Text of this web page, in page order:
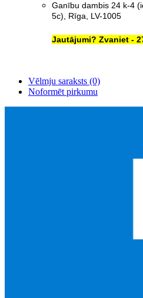
Ganību dambis 24 k-4
5c), Rīga, LV-1005
Jautājumi? Zvaniet -
Vēlmju saraksts (0)
Noformēt pirkumu